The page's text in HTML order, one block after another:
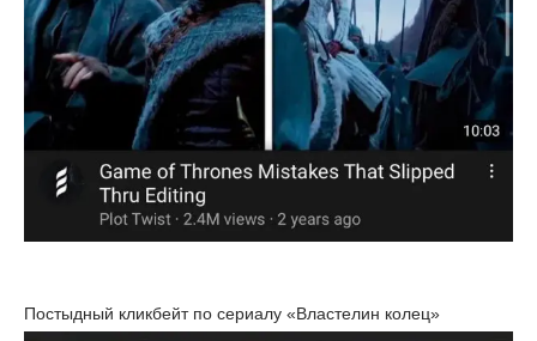
Постыдный кликбейт по сериалу «Властелин колец»